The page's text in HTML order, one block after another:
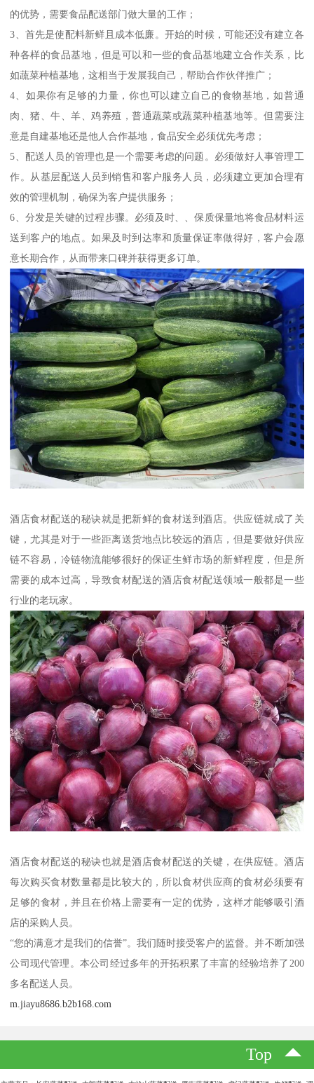
的优势，需要食品配送部门做大量的工作；
3、首先是使配料新鲜且成本低廉。开始的时候，可能还没有建立各
种各样的食品基地，但是可以和一些的食品基地建立合作关系，比
如蔬菜种植基地，这相当于发展我自己，帮助合作伙伴推广；
4、如果你有足够的力量，你也可以建立自己的食物基地，如普通
肉、猪、牛、羊、鸡养殖，普通蔬菜或蔬菜种植基地等。但需要注
意是自建基地还是他人合作基地，食品安全必须优先考虑；
5、配送人员的管理也是一个需要考虑的问题。必须做好人事管理工
作。从基层配送人员到销售和客户服务人员，必须建立更加合理有
效的管理机制，确保为客户提供服务；
6、分发是关键的过程步骤。必须及时、、保质保量地将食品材料运
送到客户的地点。如果及时到达率和质量保证率做得好，客户会愿
意长期合作，从而带来口碑并获得更多订单。
酒店食材配送的秘诀就是把新鲜的食材送到酒店。供应链就成了关
键，尤其是对于一些距离送货地点比较远的酒店，但是要做好供应
链不容易，冷链物流能够很好的保证生鲜市场的新鲜程度，但是所
需要的成本过高，导致食材配送的酒店食材配送领域一般都是一些
行业的老玩家。
酒店食材配送的秘诀也就是酒店食材配送的关键，在供应链。酒店
每次购买食材数量都是比较大的，所以食材供应商的食材必须要有
足够的食材，并且在价格上需要有一定的优势，这样才能够吸引酒
店的采购人员。
“您的满意才是我们的信誉”。我们随时接受客户的监督。并不断加强
公司现代管理。本公司经过多年的开拓积累了丰富的经验培养了200
多名配送人员。
m.jiayu8686.b2b168.com
Top